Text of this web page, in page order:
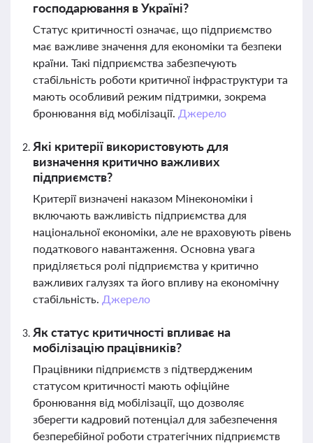
господарювання в Україні?
Статус критичності означає, що підприємство
має важливе значення для економіки та безпеки
країни. Такі підприємства забезпечують
стабільність роботи критичної інфраструктури та
мають особливий режим підтримки, зокрема
бронювання від мобілізації. Джерело
Які критерії використовують для
визначення критично важливих
підприємств?
Критерії визначені наказом Мінекономіки і
включають важливість підприємства для
національної економіки, але не враховують рівень
податкового навантаження. Основна увага
приділяється ролі підприємства у критично
важливих галузях та його впливу на економічну
стабільність. Джерело
Як статус критичності впливає на
мобілізацію працівників?
Працівники підприємств з підтвердженим
статусом критичності мають офіційне
бронювання від мобілізації, що дозволяє
зберегти кадровий потенціал для забезпечення
безперебійної роботи стратегічних підприємств